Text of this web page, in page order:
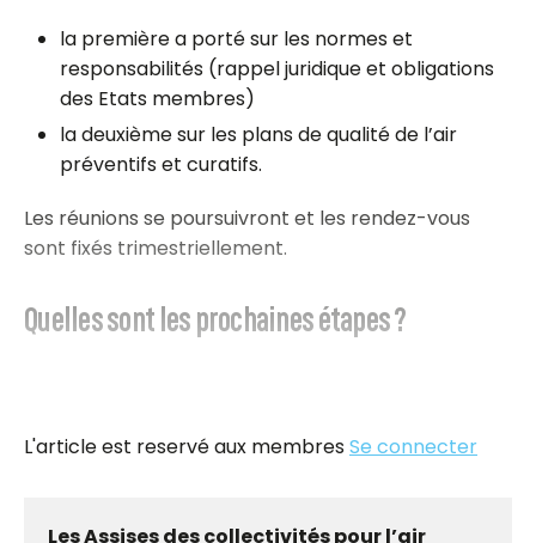
la première a porté sur les normes et
responsabilités (rappel juridique et obligations
des Etats membres)
la deuxième sur les plans de qualité de l’air
préventifs et curatifs.
Les réunions se poursuivront et les rendez-vous
sont fixés trimestriellement.
Quelles sont les prochaines étapes ?
L'article est reservé aux membresSe connecter
Les Assises des collectivités pour l’air